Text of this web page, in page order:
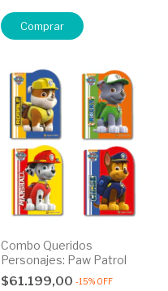
Combo Queridos
Personajes: Paw Patrol
$61.199,00 -15% OFF